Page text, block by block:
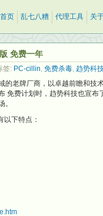
首页 乱七八糟 代理工具 关
免费一年
签: PC-cillin, 免费杀毒, 趋势科
的老牌厂商，以卓越前瞻和技
免费计划时，趋势科技也宣
。
下特点：